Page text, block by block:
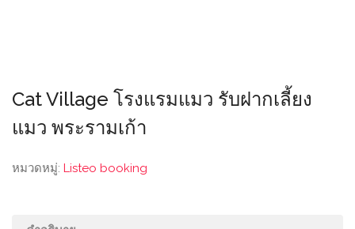
Cat Village โรงแรมแมว รับฝากเลี้ยง
แมว พระรามเก้า
หมวดหมู่: Listeo booking